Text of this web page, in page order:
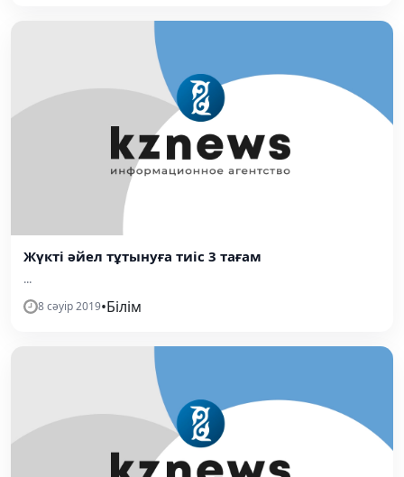
Жүкті әйел тұтынуға тиіс 3 тағам
...
8 сәуір 2019•Білім